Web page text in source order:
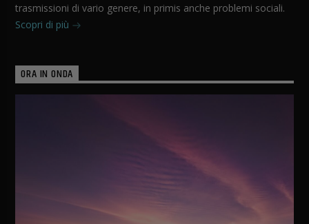
trasmissioni di vario genere, in primis anche problemi sociali.
Scopri di più
ORA IN ONDA